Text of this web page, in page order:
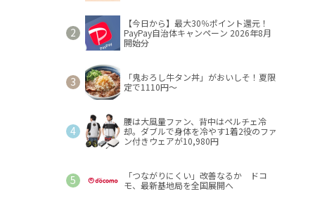
【今日から】最大30％ポイント還元！
PayPay自治体キャンペーン 2026年8月
開始分
「鬼おろし牛タン丼」がおいしそ！夏限
定で1110円～
腰は大風量ファン、背中はペルチェ冷
却。ダブルで身体を冷やす1着2役のファ
ン付きウェアが10,980円
「つながりにくい」改善なるか ドコ
モ、最新基地局を全国展開へ